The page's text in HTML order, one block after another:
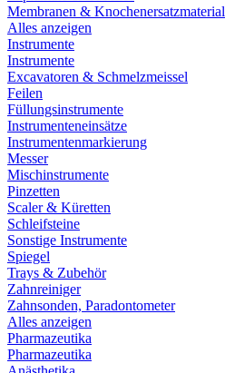
Membranen & Knochenersatzmaterial
Alles anzeigen
Instrumente
Instrumente
Excavatoren & Schmelzmeissel
Feilen
Füllungsinstrumente
Instrumenteneinsätze
Instrumentenmarkierung
Messer
Mischinstrumente
Pinzetten
Scaler & Küretten
Schleifsteine
Sonstige Instrumente
Spiegel
Trays & Zubehör
Zahnreiniger
Zahnsonden, Paradontometer
Alles anzeigen
Pharmazeutika
Pharmazeutika